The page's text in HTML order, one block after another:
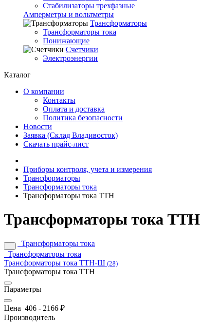
Стабилизаторы трехфазные
Амперметры и вольтметры
Трансформаторы
Трансформаторы тока
Понижающие
Счетчики
Электроэнергии
Каталог
О компании
Контакты
Оплата и доставка
Политика безопасности
Новости
Заявка (Склад Владивосток)
Скачать прайс-лист
Приборы контроля, учета и измерения
Трансформаторы
Трансформаторы тока
Трансформаторы тока ТТН
Трансформаторы тока ТТН
Трансформаторы тока
Трансформаторы тока
Трансформаторы тока ТТН-Ш (28)
Трансформаторы тока ТТН
Параметры
Цена 406 - 2166 ₽
Производитель